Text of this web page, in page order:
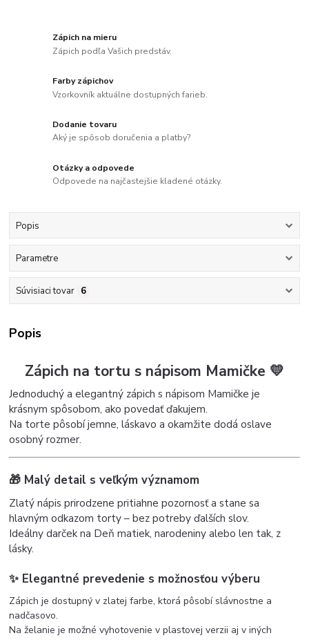
Zápich na mieru
Zápich podľa Vašich predstáv.
Farby zápichov
Vzorkovník aktuálne dostupných farieb.
Dodanie tovaru
Aký je spôsob doručenia a platby?
Otázky a odpovede
Odpovede na najčastejšie kladené otázky.
Popis
Parametre
Súvisiaci tovar 6
Popis
Zápich na tortu s nápisom Mamičke 💛
Jednoduchý a elegantný zápich s nápisom Mamičke je
krásnym spôsobom, ako povedať ďakujem.
Na torte pôsobí jemne, láskavo a okamžite dodá oslave
osobný rozmer.
🎁 Malý detail s veľkým významom
Zlatý nápis prirodzene pritiahne pozornosť a stane sa
hlavným odkazom torty – bez potreby ďalších slov.
Ideálny darček na Deň matiek, narodeniny alebo len tak, z
lásky.
✨ Elegantné prevedenie s možnosťou výberu
Zápich je dostupný v zlatej farbe, ktorá pôsobí slávnostne a
nadčasovo.
Na želanie je možné vyhotovenie v plastovej verzii aj v iných